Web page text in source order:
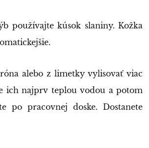
používajte kúsok slaniny. Kožka
alebo z limetky vylisovať viac
ich najprv teplou vodou a potom
po pracovnej doske. Dostanete